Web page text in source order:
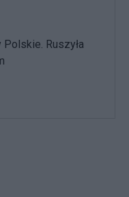
Ruszyła